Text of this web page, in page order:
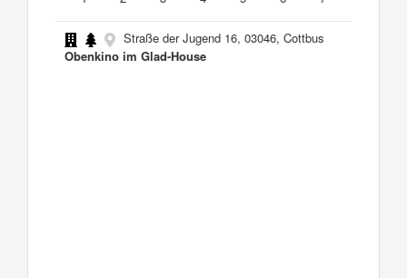
Straße der Jugend 16, 03046, Cottbus
Obenkino im Glad-House